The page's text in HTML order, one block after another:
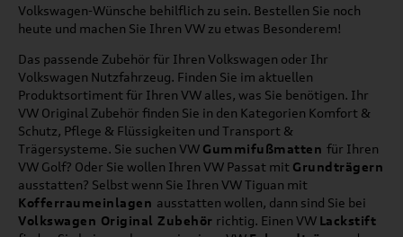
Volkswagen-Wünsche behilflich zu sein. Bestellen Sie noch
heute und machen Sie Ihren VW zu etwas Besonderem!
Das passende Zubehör für Ihren Volkswagen oder Ihr
Volkswagen Nutzfahrzeug. Finden Sie im aktuellen
Produktsortiment für Ihren VW alles, was Sie benötigen. Ihr
VW Original Zubehör finden Sie in den Kategorien Komfort &
Schutz, Pflege & Flüssigkeiten und Transport &
Trägersysteme. Sie suchen VW Gummifußmatten für Ihren
VW Golf? Oder Sie wollen Ihren VW Passat mit Grundträgern
ausstatten? Selbst wenn Sie Ihren VW Tiguan mit
Kofferraumeinlagen ausstatten wollen, dann sind Sie bei
Volkswagen Original Zubehör richtig. Einen VW Lackstift